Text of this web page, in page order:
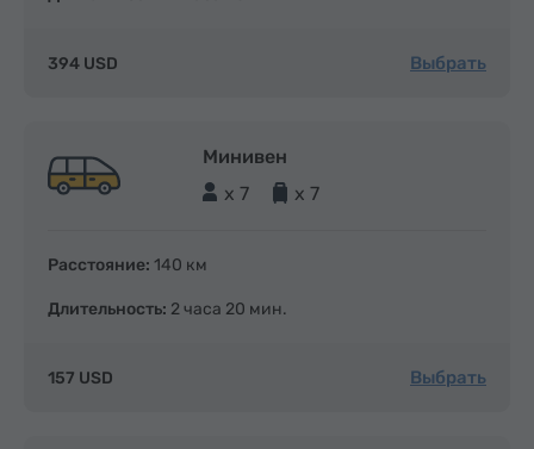
394 USD Выбрать
Минивен
x 7
x 7
Расстояние: 140 км
Длительность: 2 часа 20 мин.
157 USD Выбрать